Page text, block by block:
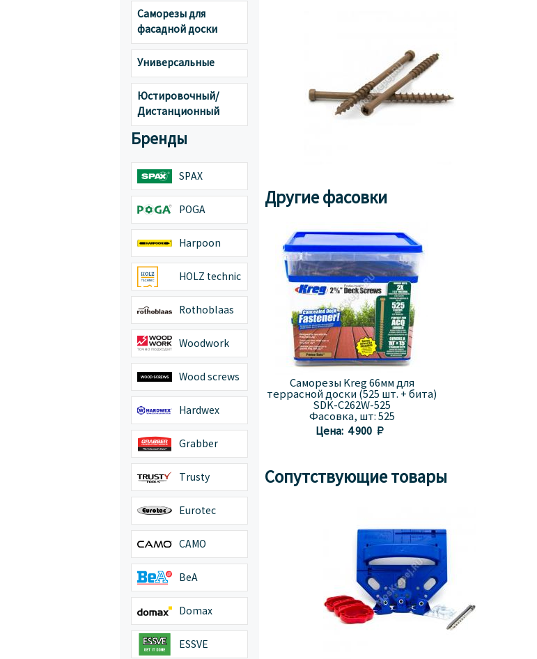
Саморезы для
фасадной доски
Универсальные
Юстировочный/
Дистанционный
Бренды
SPAX
POGA
Harpoon
HOLZ technic
Rothoblaas
Woodwork
Wood screws
Hardwex
Grabber
Trusty
Eurotec
CAMO
BeA
Domax
ESSVE
Другие фасовки
Саморезы Kreg 66мм для
террасной доски (525 шт. + бита)
SDK-C262W-525
Фасовка, шт: 525
Цена: 4 900 
Сопутствующие товары